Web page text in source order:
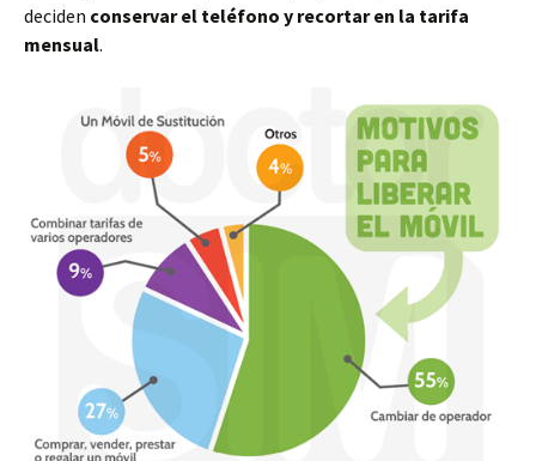
deciden conservar el teléfono y recortar en la tarifa
mensual.